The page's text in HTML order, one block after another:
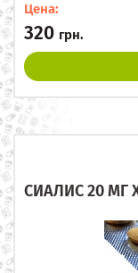
Цена:
320 грн.
СИАЛИС 20 МГ